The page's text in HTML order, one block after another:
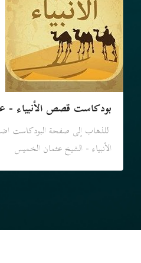
بودكاست قصص الأنبياء -
للذهاب إلى صفحة
الأنبياء - الشيخ عثمان الخميس